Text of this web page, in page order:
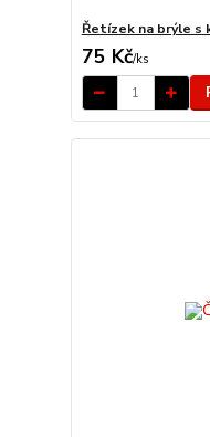
Řetízek na brýle s
75 Kč/ks